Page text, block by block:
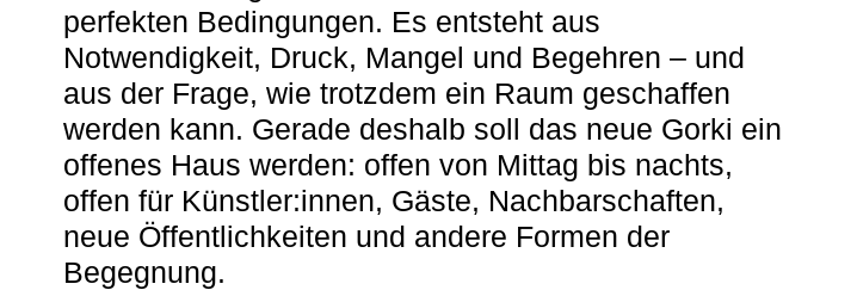
perfekten Bedingungen. Es entsteht aus
Notwendigkeit, Druck, Mangel und Begehren – und
aus der Frage, wie trotzdem ein Raum geschaffen
werden kann. Gerade deshalb soll das neue Gorki ein
offenes Haus werden: offen von Mittag bis nachts,
offen für Künstler:innen, Gäste, Nachbarschaften,
neue Öffentlichkeiten und andere Formen der
Begegnung.